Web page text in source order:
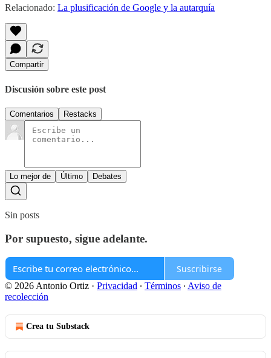
Relacionado: La plusificación de Google y la autarquía
Compartir
Discusión sobre este post
Comentarios Restacks
Lo mejor de Último Debates
Sin posts
Por supuesto, sigue adelante.
Suscribirse
© 2026 Antonio Ortiz · Privacidad ∙ Términos ∙ Aviso de
recolección
Crea tu Substack